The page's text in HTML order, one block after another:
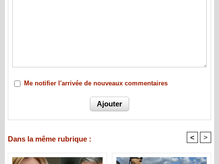
Me notifier l'arrivée de nouveaux commentaires
Dans la même rubrique : < >